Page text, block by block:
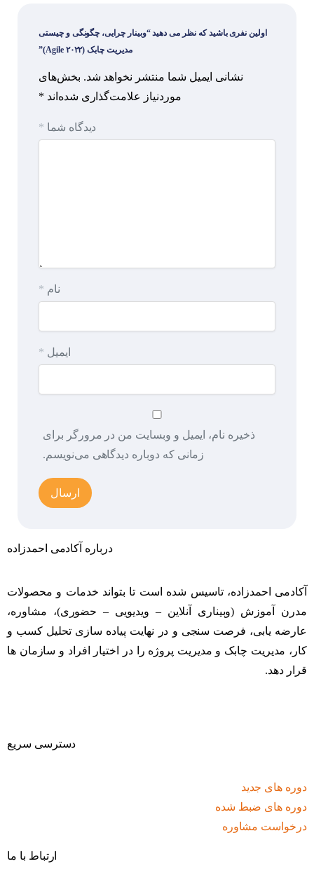
اولین نفری باشید که نظر می دهید “وبینار چرایی، چگونگی و چیستی
مدیریت چابک (Agile ۲۰۲۲)”
نشانی ایمیل شما منتشر نخواهد شد. بخش‌های
موردنیاز علامت‌گذاری شده‌اند *
دیدگاه شما *
نام *
ایمیل *
ذخیره نام، ایمیل و وبسایت من در مرورگر برای
زمانی که دوباره دیدگاهی می‌نویسم.
درباره آکادمی احمدزاده
آکادمی احمدزاده، تاسیس شده است تا بتواند خدمات و محصولات
مدرن آموزش (وبیناری آنلاین – ویدیویی – حضوری)، مشاوره،
عارضه یابی، فرصت سنجی و در نهایت پیاده سازی تحلیل کسب و
کار، مدیریت چابک و مدیریت پروژه را در اختیار افراد و سازمان ها
قرار دهد.
دسترسی سریع
دوره های جدید
دوره های ضبط شده
درخواست مشاوره
ارتباط با ما